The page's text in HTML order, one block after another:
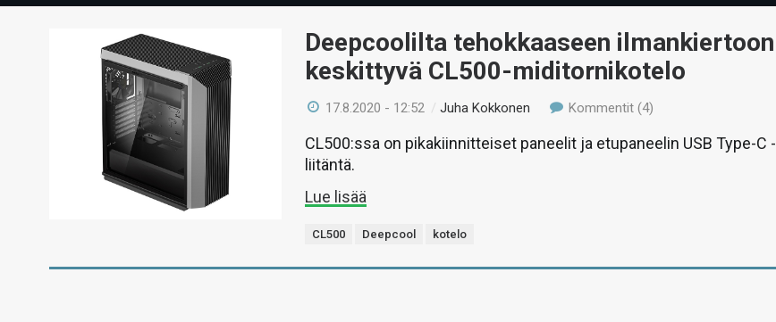
Deepcoolilta tehokkaaseen ilmankiertoon
keskittyvä CL500-miditornikotelo
17.8.2020 - 12:52 /Juha Kokkonen Kommentit (4)
CL500:ssa on pikakiinnitteiset paneelit ja etupaneelin USB Type-C -
liitäntä.
Lue lisää
CL500 Deepcool kotelo